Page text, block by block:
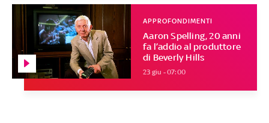
Aaron Spelling, 20 anni
fa l’addio al produttore
di Beverly Hills
APPROFONDIMENTI
23 giu - 07:00